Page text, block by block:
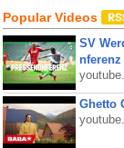
Popular Videos
SV
nferenz
Ghetto